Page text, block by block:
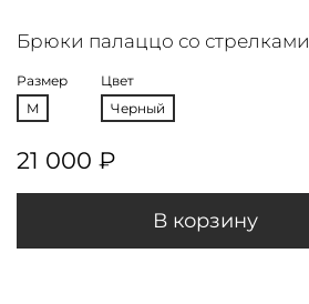
Брюки палаццо со стрелками
Размер
M
Цвет
Черный
21 000 ₽
В корзину